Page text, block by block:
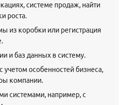
системе продаж, найти
роста.
из коробки или регистрация
и баз данных в систему.
учетом особенностей бизнеса,
компании.
системами, например, с